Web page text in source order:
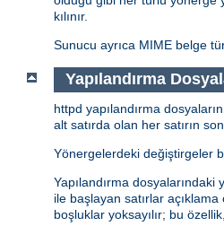
kılınır.
Sunucu ayrıca MIME belge
Yapılandırma
httpd yapılandırma
alt satırda olan her satırın
Yönergelerdeki değiştirgeler
Yapılandırma
ile başlayan satırlar
boşluklar yoksayılır; bu